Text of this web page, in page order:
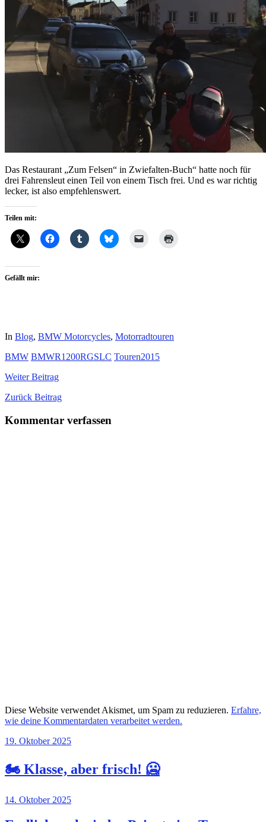
Das Restaurant „Zum Felsen“ in Zwiefalten-Buch“ hatte noch für
drei Fahrensleut einen Teil von einem Tisch frei. Und es war richtig
lecker, ist also empfehlenswert.
Teilen mit:
Gefällt mir:
In Blog, BMW Motorcycles, Motorradtouren
BMW BMWR1200RGSLC Touren2015
WeiterBeitrag
Zurück Beitrag
Kommentar verfassen
Diese Website verwendet Akismet, um Spam zu reduzieren. Erfahre,
wie deine Kommentardaten verarbeitet werden.
19. Oktober 2025
🏍️ Klasse, aber frisch! 🥶
14. Oktober 2025